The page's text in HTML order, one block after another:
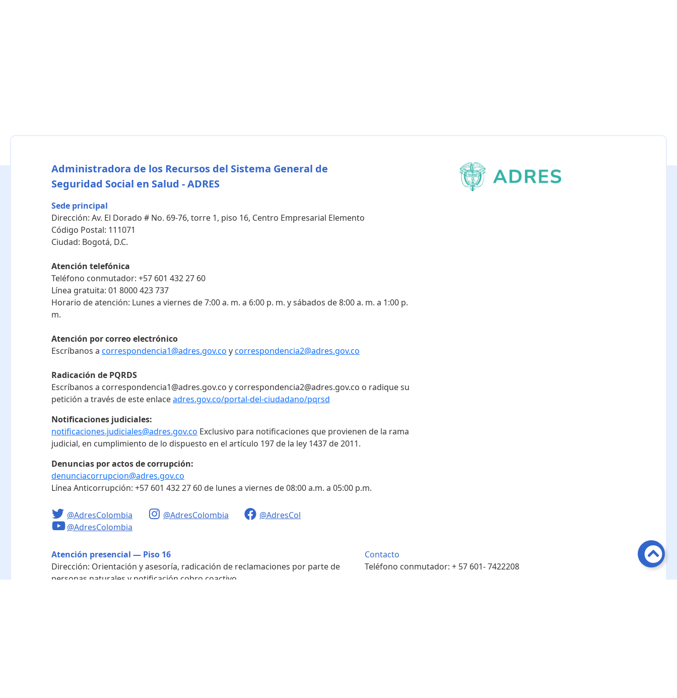
Administradora de los Recursos del Sistema General de
Seguridad Social en Salud - ADRES
Sede principal
Dirección: Av. El Dorado # No. 69-76, torre 1, piso 16, Centro Empresarial Elemento
Código Postal: 111071
Ciudad: Bogotá, D.C.
Atención telefónica
Teléfono conmutador: +57 601 432 27 60
Línea gratuita: 01 8000 423 737
Horario de atención: Lunes a viernes de 7:00 a. m. a 6:00 p. m. y sábados de 8:00 a. m. a 1:00 p.
m.
Atención por correo electrónico
Escríbanos a correspondencia1@adres.gov.co ycorrespondencia2@adres.gov.co
Radicación de PQRDS
Escríbanos a correspondencia1@adres.gov.co y correspondencia2@adres.gov.co o radique su
petición a través de este enlaceadres.gov.co/portal-del-ciudadano/pqrsd
Notificaciones judiciales:
notificaciones.judiciales@adres.gov.co Exclusivo para notificaciones que provienen de la rama
judicial, en cumplimiento de lo dispuesto en el artículo 197 de la ley 1437 de 2011.
Denuncias por actos de corrupción:
denunciacorrupcion@adres.gov.co
Línea Anticorrupción: +57 601 432 27 60 de lunes a viernes de 08:00 a.m. a 05:00 p.m.
@AdresColombia @AdresColombia
@AdresCol
@AdresColombia
Atención presencial — Piso 16
Dirección: Orientación y asesoría, radicación de reclamaciones por parte de
personas naturales y notificación cobro coactivo.
Contacto
Teléfono conmutador: + 57 601- 7422208